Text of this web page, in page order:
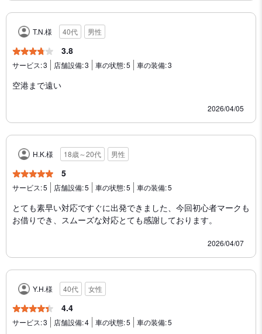
T.N.様 40代 男性
3.8
サービス:3 店舗設備:3 車の状態:5 車の装備:3
空港まで遠い
2026/04/05
H.K.様 18歳～20代 男性
5
サービス:5 店舗設備:5 車の状態:5 車の装備:5
とても素早い対応ですぐに出発できました、今回初心者マークも
お借りでき、スムーズな対応とても感謝しております。
2026/04/07
Y.H.様 40代 女性
4.4
サービス:3 店舗設備:4 車の状態:5 車の装備:5